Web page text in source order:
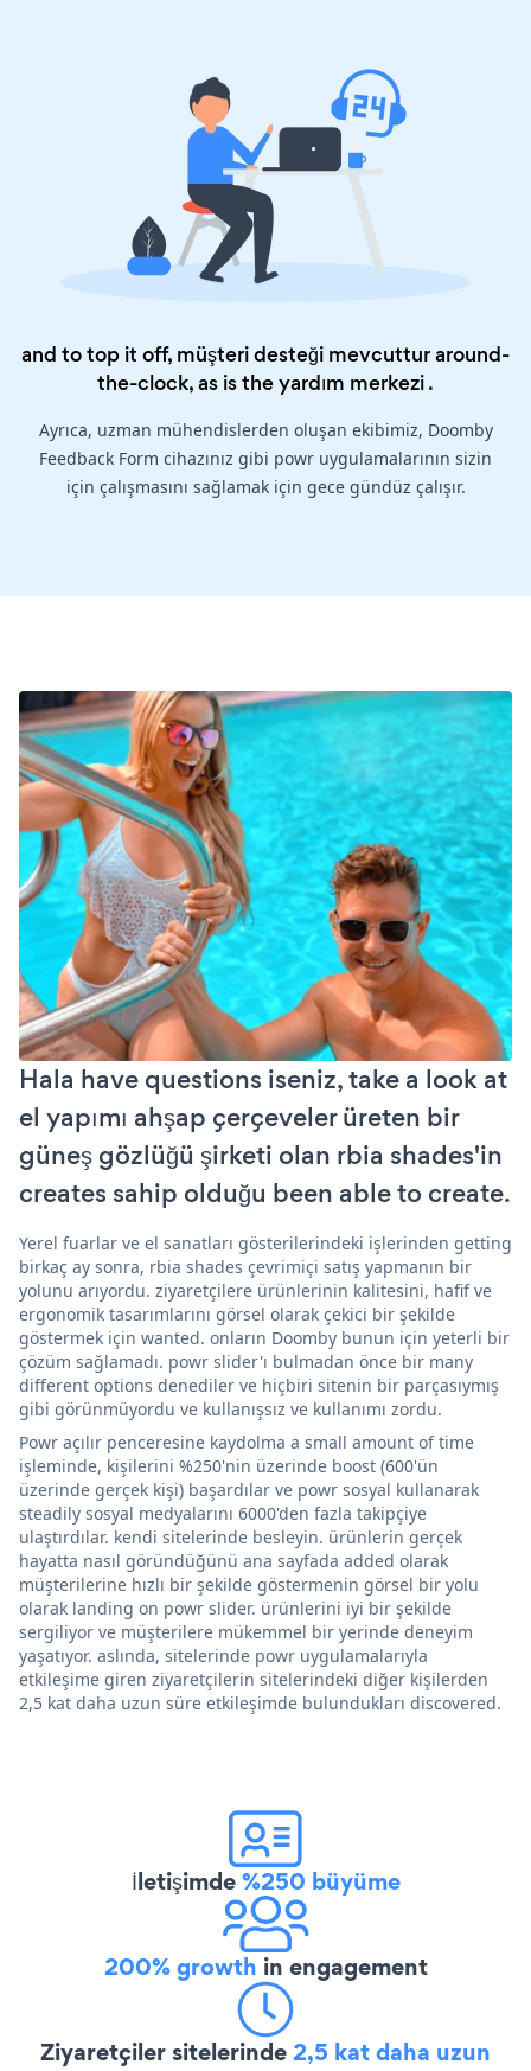
and to top it off, müşteri desteği mevcuttur around-
the-clock, as is theyardım merkezi.
Ayrıca, uzman mühendislerden oluşan ekibimiz, Doomby
Feedback Form cihazınız gibi powr uygulamalarının sizin
için çalışmasını sağlamak için gece gündüz çalışır.
Hala have questions iseniz, take a look at
el yapımı ahşap çerçeveler üreten bir
güneş gözlüğü şirketi olan rbia shades'in
creates sahip olduğu been able to create.
Yerel fuarlar ve el sanatları gösterilerindeki işlerinden getting
birkaç ay sonra, rbia shades çevrimiçi satış yapmanın bir
yolunu arıyordu. ziyaretçilere ürünlerinin kalitesini, hafif ve
ergonomik tasarımlarını görsel olarak çekici bir şekilde
göstermek için wanted. onların Doomby bunun için yeterli bir
çözüm sağlamadı. powr slider'ı bulmadan önce bir many
different options denediler ve hiçbiri sitenin bir parçasıymış
gibi görünmüyordu ve kullanışsız ve kullanımı zordu.
Powr açılır penceresine kaydolma a small amount of time
işleminde, kişilerini %250'nin üzerinde boost (600'ün
üzerinde gerçek kişi) başardılar ve powr sosyal kullanarak
steadily sosyal medyalarını 6000'den fazla takipçiye
ulaştırdılar. kendi sitelerinde besleyin. ürünlerin gerçek
hayatta nasıl göründüğünü ana sayfada added olarak
müşterilerine hızlı bir şekilde göstermenin görsel bir yolu
olarak landing on powr slider. ürünlerini iyi bir şekilde
sergiliyor ve müşterilere mükemmel bir yerinde deneyim
yaşatıyor. aslında, sitelerinde powr uygulamalarıyla
etkileşime giren ziyaretçilerin sitelerindeki diğer kişilerden
2,5 kat daha uzun süre etkileşimde bulundukları discovered.
İletişimde%250 büyüme
200% growth in engagement
Ziyaretçiler sitelerinde2,5 kat daha uzun